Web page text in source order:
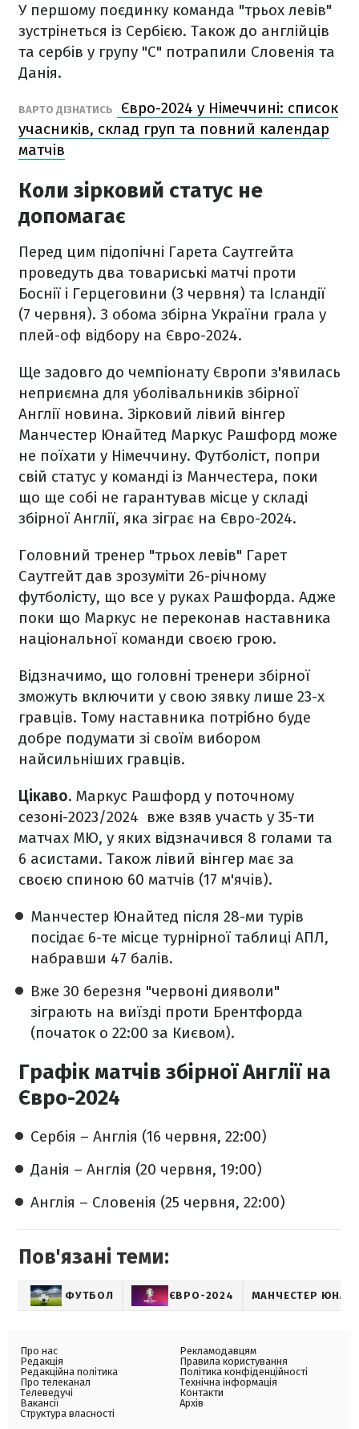
У першому поєдинку команда "трьох левів"
зустрінеться із Сербією. Також до англійців
та сербів у групу "С" потрапили Словенія та
Данія.
ВАРТО ДІЗНАТИСЬ
Євро-2024 у Німеччині: список
учасників, склад груп та повний календар
матчів
Коли зірковий статус не
допомагає
Перед цим підопічні Гарета Саутгейта
проведуть два товариські матчі проти
Боснії і Герцеговини (3 червня) та Ісландії
(7 червня). З обома збірна України грала у
плей-оф відбору на Євро-2024.
Ще задовго до чемпіонату Європи з'явилась
неприємна для уболівальників збірної
Англії новина. Зірковий лівий вінгер
Манчестер Юнайтед Маркус Рашфорд може
не поїхати у Німеччину. Футболіст, попри
свій статус у команді із Манчестера, поки
що ще собі не гарантував місце у складі
збірної Англії, яка зіграє на Євро-2024.
Головний тренер "трьох левів" Гарет
Саутгейт дав зрозуміти 26-річному
футболісту, що все у руках Рашфорда. Адже
поки що Маркус не переконав наставника
національної команди своєю грою.
Відзначимо, що головні тренери збірної
зможуть включити у свою зявку лише 23-х
гравців. Тому наставника потрібно буде
добре подумати зі своїм вибором
найсильніших гравців.
Цікаво. Маркус Рашфорд у поточному
сезоні-2023/2024 вже взяв участь у 35-ти
матчах МЮ, у яких відзначився 8 голами та
6 асистами. Також лівий вінгер має за
своєю спиною 60 матчів (17 м'ячів).
Манчестер Юнайтед після 28-ми турів
посідає 6-те місце турнірної таблиці АПЛ,
набравши 47 балів.
Вже 30 березня "червоні дияволи"
зіграють на виїзді проти Брентфорда
(початок о 22:00 за Києвом).
Графік матчів збірної Англії на
Євро-2024
Сербія – Англія (16 червня, 22:00)
Данія – Англія (20 червня, 19:00)
Англія – Словенія (25 червня, 22:00)
Пов'язані теми:
ФУТБОЛ ЄВРО-2024 МАНЧЕСТЕР
Про нас
Редакція
Редакційна політика
Про телеканал
Телеведучі
Вакансії
Структура власності
Рекламодавцям
Правила користування
Політика конфіденційності
Технічна інформація
Контакти
Архів